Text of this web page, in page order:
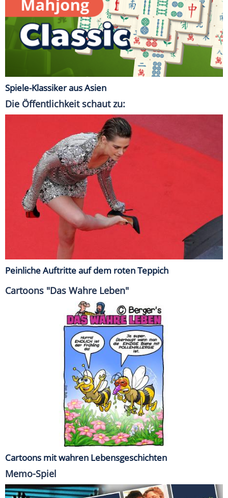
Spiele-Klassiker aus Asien
Die Öffentlichkeit schaut zu:
Peinliche Auftritte auf dem roten Teppich
Cartoons "Das Wahre Leben"
Cartoons mit wahren Lebensgeschichten
Memo-Spiel